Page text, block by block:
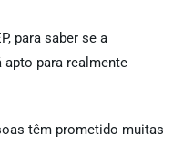
para saber se a
para realmente
têm prometido muitas